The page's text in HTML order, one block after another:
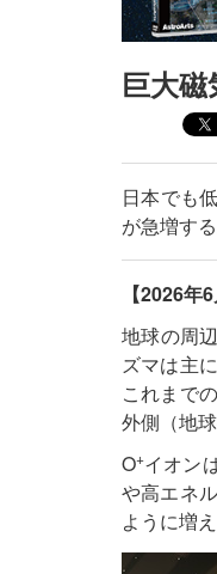
巨大
日本でも
が急増す
【2026年
地球の周
ズマは主
これまで
外側（地
O+イオン
や高エネ
ように増